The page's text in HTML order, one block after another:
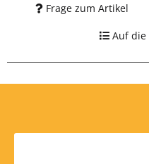
Frage zum Artikel
Auf die